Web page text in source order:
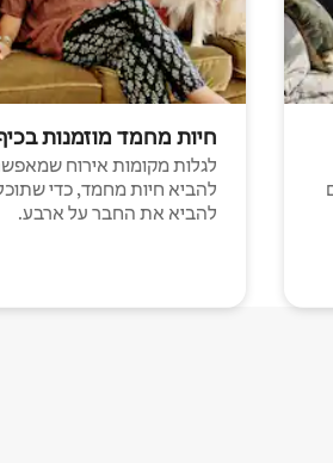
חיות מחמד מוזמנות
לגלות מקומות אירוח
להביא חיות מחמד, כדי
להביא את החבר על ארבע.